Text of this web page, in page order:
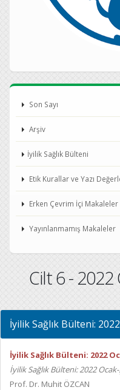
Son Sayı
Arşiv
İyilik Sağlık Bülteni
Etik Kurallar ve Yazı
Erken Çevrim İçi Makaleler
Yayınlanmamış Makaleler
Cilt 6 -
İyilik Sağlık Bülteni:
İyilik Sağlık Bülteni: 2022
İyilik Sağlık Bülteni: 2022
Prof. Dr. Muhit ÖZCAN